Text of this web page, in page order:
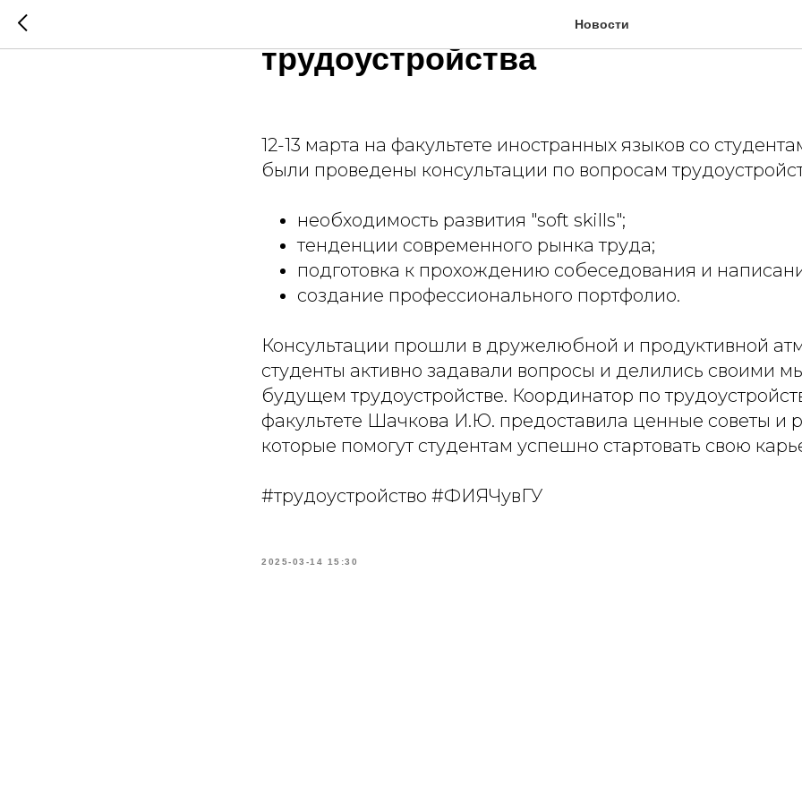
Новости
Консультации по вопросам
трудоустройства
12-13 марта на факультете иностранных языков со
были проведены консультации по вопросам
необходимость развития "soft skills";
тенденции современного рынка труда;
подготовка к прохождению собеседования и
создание профессионального портфолио.
Консультации прошли в дружелюбной и продуктивной
студенты активно задавали вопросы и делились своими
будущем трудоустройстве. Координатор по
факультете Шачкова И.Ю. предоставила ценные советы и
которые помогут студентам успешно стартовать свою
#трудоустройство #ФИЯЧувГУ
2025-03-14 15:30